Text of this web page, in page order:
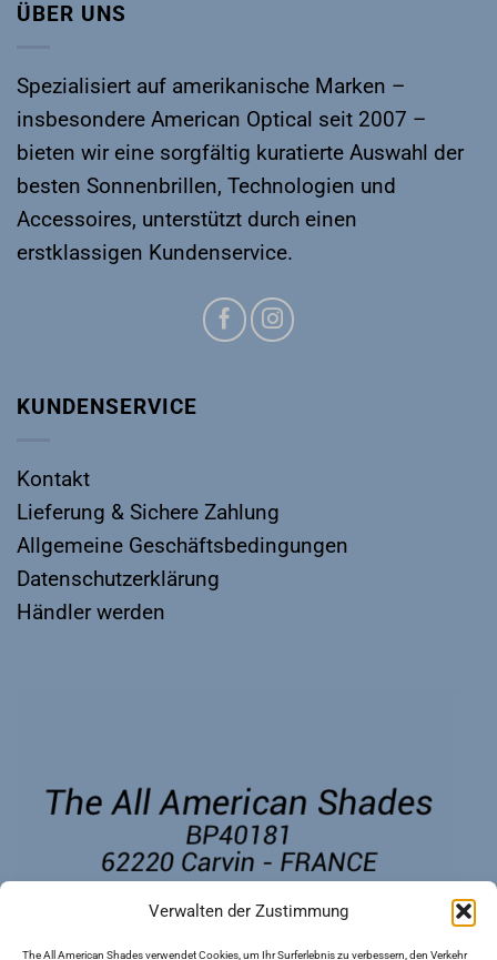
Verwalten der Zustimmung
The All American Shades verwendet Cookies, um Ihr Surferlebnis zu verbessern, den Verkehr
ÜBER UNS
Spezialisiert auf amerikanische Marken –
insbesondere American Optical seit 2007 –
bieten wir eine sorgfältig kuratierte Auswahl der
besten Sonnenbrillen, Technologien und
Accessoires, unterstützt durch einen
erstklassigen Kundenservice.
KUNDENSERVICE
Kontakt
Lieferung & Sichere Zahlung
Allgemeine Geschäftsbedingungen
Datenschutzerklärung
Händler werden